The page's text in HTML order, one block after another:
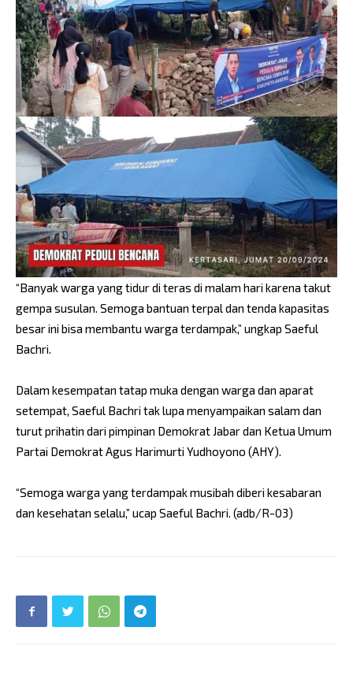
“Banyak warga yang tidur di teras di malam hari karena takut
gempa susulan. Semoga bantuan terpal dan tenda kapasitas
besar ini bisa membantu warga terdampak,” ungkap Saeful
Bachri.
Dalam kesempatan tatap muka dengan warga dan aparat
setempat, Saeful Bachri tak lupa menyampaikan salam dan
turut prihatin dari pimpinan Demokrat Jabar dan Ketua Umum
Partai Demokrat Agus Harimurti Yudhoyono (AHY).
“Semoga warga yang terdampak musibah diberi kesabaran
dan kesehatan selalu,” ucap Saeful Bachri. (adb/R-03)